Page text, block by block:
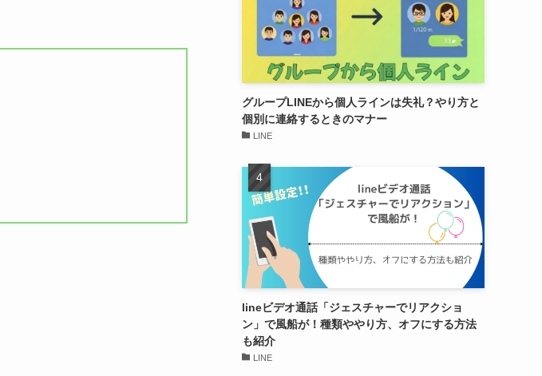
グループLINEから個人ラインは失礼？やり方と
個別に連絡するときのマナー
LINE
lineビデオ通話「ジェスチャーでリアクショ
ン」で風船が！種類ややり方、オフにする方法
も紹介
LINE